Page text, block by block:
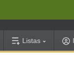
Listas